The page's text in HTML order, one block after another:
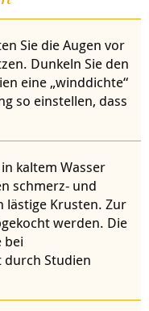
Sie die Augen vor
Dunkeln Sie den
eine „winddichte“
so einstellen, dass
kaltem Wasser
schmerz- und
lästige Krusten. Zur
werden. Die
bei
Studien